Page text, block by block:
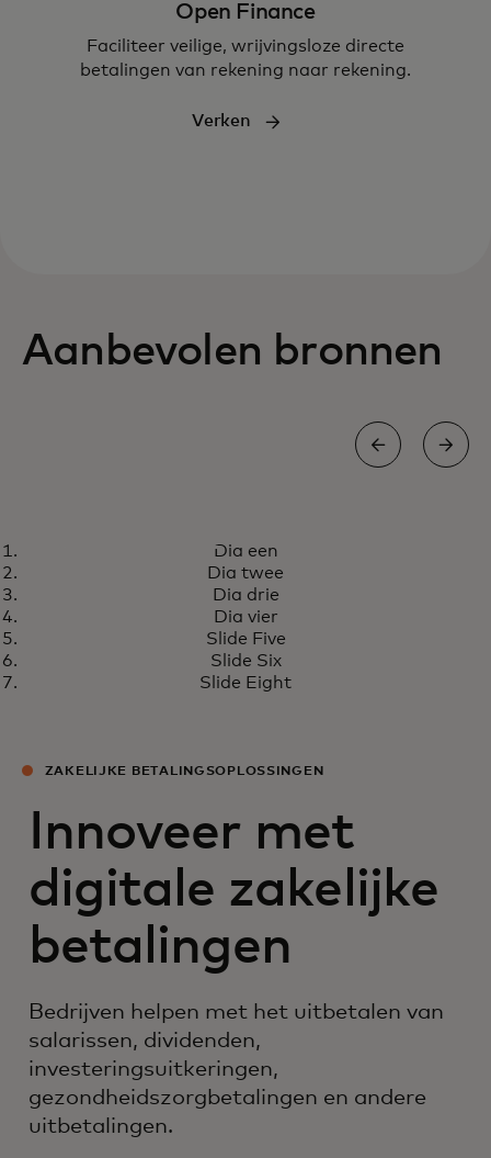
Open Finance
Faciliteer veilige, wrijvingsloze directe
betalingen van rekening naar rekening.
Verken
Aanbevolen bronnen
Wat is de volgende stap voor
realtime betalingen?
Dia een
Dia twee
Dia drie
Dia vier
Slide Five
Slide Six
Slide Eight
ZAKELIJKE BETALINGSOPLOSSINGEN
Innoveer met
digitale zakelijke
betalingen
Bedrijven helpen met het uitbetalen van
salarissen, dividenden,
investeringsuitkeringen,
gezondheidszorgbetalingen en andere
uitbetalingen.